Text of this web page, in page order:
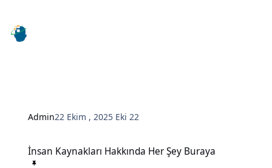
Admin22 Ekim , 2025 Eki 22
İnsan Kaynakları Hakkında Her Şey Buraya